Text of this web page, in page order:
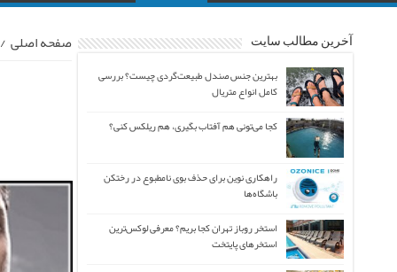
صفحه اصلی / آخرین مطالب سایت
بهترین جنس صندل طبیعت‌گردی چیست؟ بررسی
کامل انواع متریال
کجا می‌تونی هم آفتاب بگیری، هم ریلکس کنی؟
راهکاری نوین برای حذف بوی نامطبوع در رختکن
باشگاه‌ها
استخر روباز تهران کجا بریم؟ معرفی لوکس‌ترین
استخرهای پایتخت